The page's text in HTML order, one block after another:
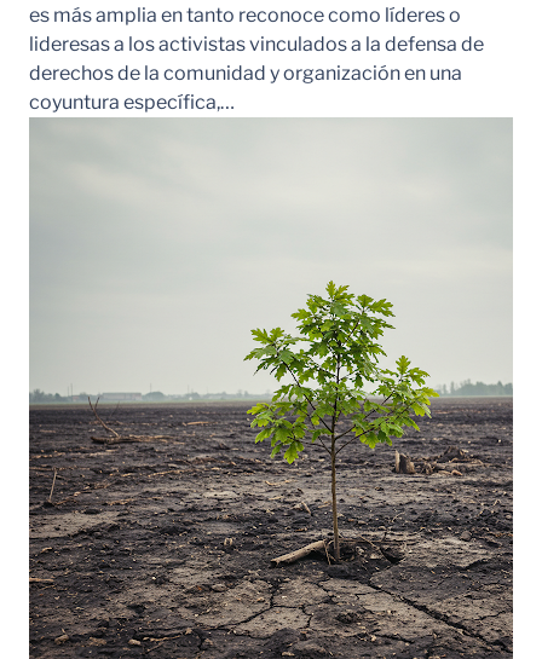
es más amplia en tanto reconoce como líderes o
lideresas a los activistas vinculados a la defensa de
derechos de la comunidad y organización en una
coyuntura específica,…